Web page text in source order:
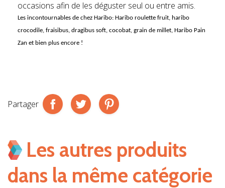
occasions afin de les déguster seul ou entre amis.
Les incontournables de chez Haribo: Haribo roulette fruit, haribo
crocodile, fraisibus, dragibus soft, cocobat, grain de millet, Haribo Pain
Zan et bien plus encore !
Partager
Les autres produits
dans la même catégorie